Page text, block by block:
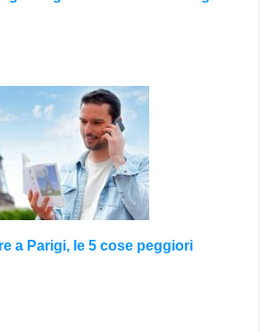
a Parigi, le 5 cose peggiori